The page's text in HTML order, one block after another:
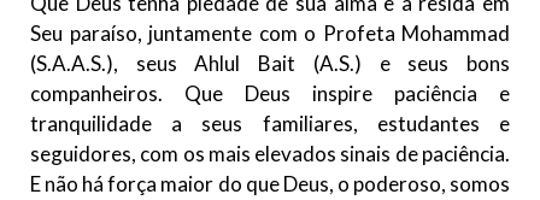
Seu paraíso, juntamente com o Profeta Mohammad
(S.A.A.S.), seus Ahlul Bait (A.S.) e seus bons
companheiros. Que Deus inspire paciência e
tranquilidade a seus familiares, estudantes e
seguidores, com os mais elevados sinais de paciência.
E não há força maior do que Deus, o poderoso, somos